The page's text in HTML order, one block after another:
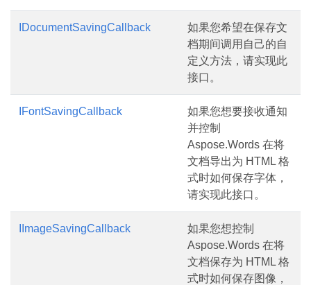
IDocumentSavingCallback
如果您希望在保存文
档期间调用自己的自
定义方法，请实现此
接口。
IFontSavingCallback
如果您想要接收通知
并控制
Aspose.Words 在将
文档导出为 HTML 格
式时如何保存字体，
请实现此接口。
IImageSavingCallback
如果您想控制
Aspose.Words 在将
文档保存为 HTML 格
式时如何保存图像，